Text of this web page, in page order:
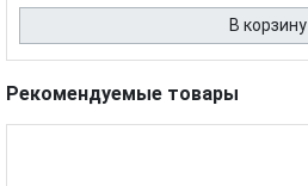
В корзину
Рекомендуемые товары